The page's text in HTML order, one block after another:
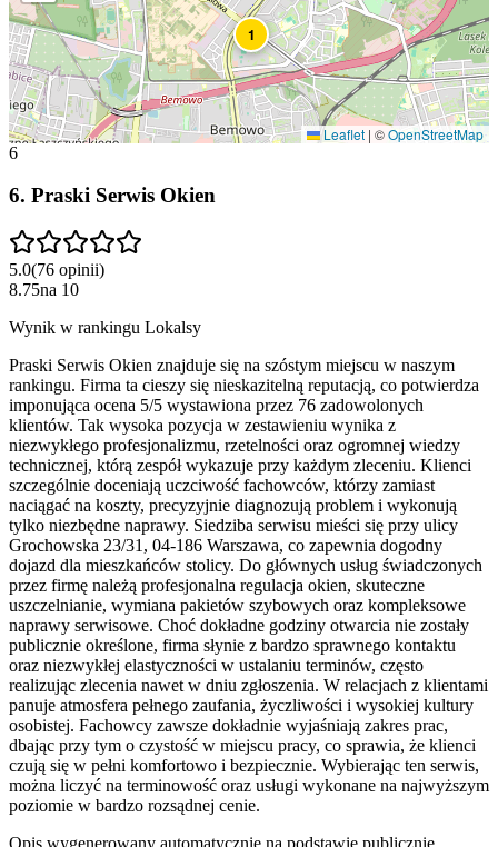
1
Leaflet | ©OpenStreetMap
6
6. Praski Serwis Okien
5.0(76 opinii)
8.75na 10
Wynik w rankingu Lokalsy
Praski Serwis Okien znajduje się na szóstym miejscu w naszym
rankingu. Firma ta cieszy się nieskazitelną reputacją, co potwierdza
imponująca ocena 5/5 wystawiona przez 76 zadowolonych
klientów. Tak wysoka pozycja w zestawieniu wynika z
niezwykłego profesjonalizmu, rzetelności oraz ogromnej wiedzy
technicznej, którą zespół wykazuje przy każdym zleceniu. Klienci
szczególnie doceniają uczciwość fachowców, którzy zamiast
naciągać na koszty, precyzyjnie diagnozują problem i wykonują
tylko niezbędne naprawy. Siedziba serwisu mieści się przy ulicy
Grochowska 23/31, 04-186 Warszawa, co zapewnia dogodny
dojazd dla mieszkańców stolicy. Do głównych usług świadczonych
przez firmę należą profesjonalna regulacja okien, skuteczne
uszczelnianie, wymiana pakietów szybowych oraz kompleksowe
naprawy serwisowe. Choć dokładne godziny otwarcia nie zostały
publicznie określone, firma słynie z bardzo sprawnego kontaktu
oraz niezwykłej elastyczności w ustalaniu terminów, często
realizując zlecenia nawet w dniu zgłoszenia. W relacjach z klientami
panuje atmosfera pełnego zaufania, życzliwości i wysokiej kultury
osobistej. Fachowcy zawsze dokładnie wyjaśniają zakres prac,
dbając przy tym o czystość w miejscu pracy, co sprawia, że klienci
czują się w pełni komfortowo i bezpiecznie. Wybierając ten serwis,
można liczyć na terminowość oraz usługi wykonane na najwyższym
poziomie w bardzo rozsądnej cenie.
Opis wygenerowany automatycznie na podstawie publicznie